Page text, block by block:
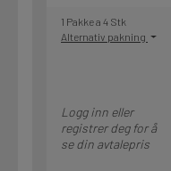
1 Pakke a 4 Stk
Alternativ pakning
Logg inn eller
registrer deg for å
se din avtalepris